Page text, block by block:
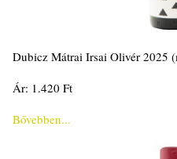
Dubicz Mátrai Irsai Olivér 2025
Ár: 1.420 Ft
Bővebben...